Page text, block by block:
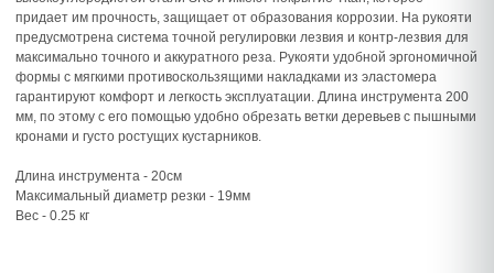
придает им прочность, защищает от образования коррозии. На рукояти
предусмотрена система точной регулировки лезвия и контр-лезвия для
максимально точного и аккуратного реза. Рукояти удобной эргономичной
формы с мягкими противоскользящими накладками из эластомера
гарантируют комфорт и легкость эксплуатации. Длина инструмента 200
мм, по этому с его помощью удобно обрезать ветки деревьев с пышными
кронами и густо ростущих кустарников.
Длина инструмента - 20см
Максимальный диаметр резки - 19мм
Вес - 0.25 кг